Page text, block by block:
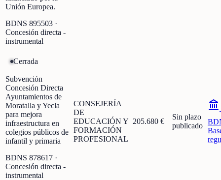
Unión Europea.
BDNS 895503 ·
Concesión directa -
instrumental
Cerrada
Subvención
Concesión Directa
Ayuntamientos de
Moratalla y Yecla
para mejora
infraestructura en
colegios públicos de
infantil y primaria
BDNS 878617 ·
Concesión directa -
instrumental
CONSEJERÍA
DE
EDUCACIÓN Y
FORMACIÓN
PROFESIONAL
205.680 €
Sin plazo
publicado